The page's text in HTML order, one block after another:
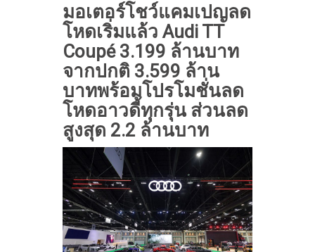
มอเตอร์โชว์แคมเปญลด
โหดเริ่มแล้ว Audi TT
Coupé 3.199 ล้านบาท
จากปกติ 3.599 ล้าน
บาทพร้อมโปรโมชั่นลด
โหดอาวดี้ทุกรุ่น ส่วนลด
สูงสุด 2.2 ล้านบาท